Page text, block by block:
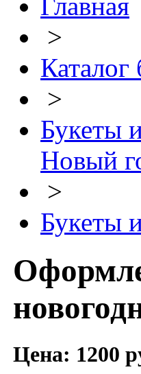
>
Каталог
>
Букеты
Новый
>
Букеты
Цена: 1200